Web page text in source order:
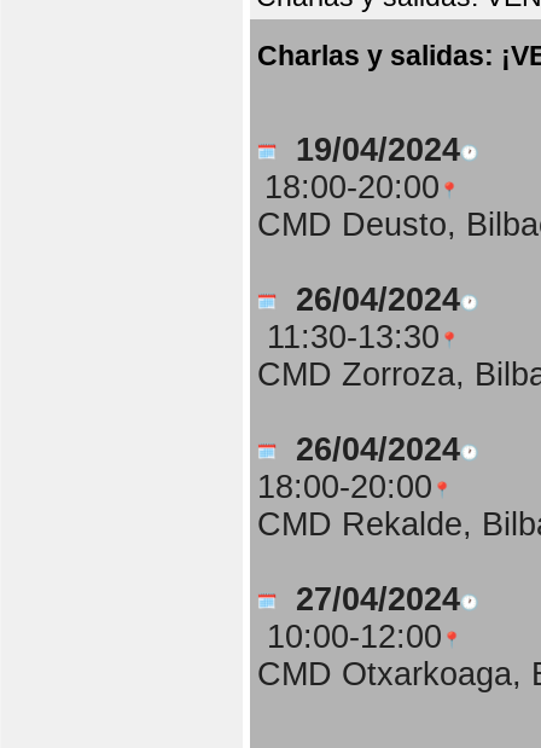
Charlas y salidas:
19/04/2024
18:00-20:00
CMD Deusto,
26/04/2024
11:30-13:30
CMD Zorroza,
26/04/2024
18:00-20:00
CMD Rekalde,
27/04/2024
10:00-12:00
CMD Otxarkoaga,